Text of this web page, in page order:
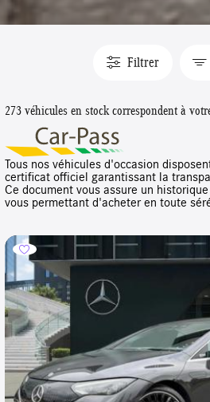
Filtrer
273 véhicules en stock correspondent à
Tous nos véhicules d'occasion
certificat officiel garantissant la
Ce document vous assure un
vous permettant d'acheter en toute